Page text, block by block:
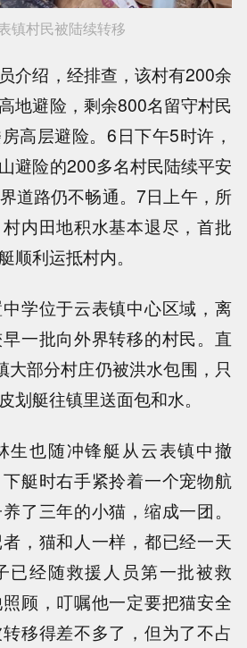
镇村民被陆续转移
介绍，经排查，该村有200余
地避险，剩余800名留守村民
高层避险。6日下午5时许，
避险的200多名村民陆续平安
道路仍不畅通。7日上午，所
内田地积水基本退尽，首批
顺利运抵村内。
学位于云表镇中心区域，离
一批向外界转移的村民。直
大部分村庄仍被洪水包围，只
划艇往镇里送面包和水。
生也随冲锋艇从云表镇中撤
艇时右手紧拎着一个宠物航
了三年的小猫，缩成一团。
，猫和人一样，都已经一天
已经随救援人员第一批被救
顾，叮嘱他一定要把猫安全
移得差不多了，但为了不占